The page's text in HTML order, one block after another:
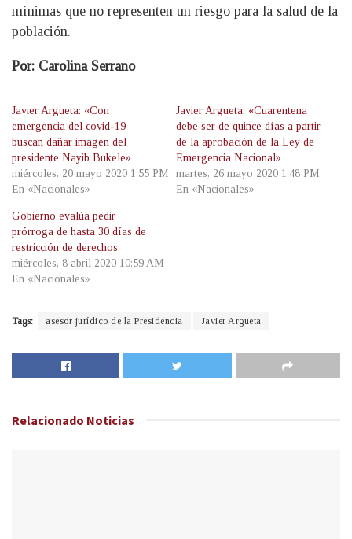
mínimas que no representen un riesgo para la salud de la
población.
Por: Carolina Serrano
Javier Argueta: «Con
emergencia del covid-19
buscan dañar imagen del
presidente Nayib Bukele»
miércoles, 20 mayo 2020 1:55 PM
En «Nacionales»
Javier Argueta: «Cuarentena
debe ser de quince días a partir
de la aprobación de la Ley de
Emergencia Nacional»
martes, 26 mayo 2020 1:48 PM
En «Nacionales»
Gobierno evalúa pedir
prórroga de hasta 30 días de
restricción de derechos
miércoles, 8 abril 2020 10:59 AM
En «Nacionales»
Tags: asesor jurídico de la Presidencia Javier Argueta
Relacionado Noticias